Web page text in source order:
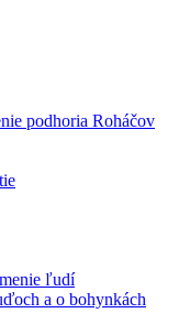
podhoria Roháčov
ľudí
a o bohynkách